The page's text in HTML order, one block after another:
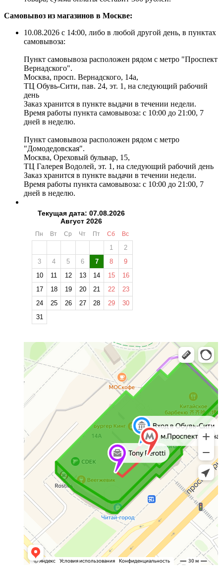
Самовывоз из магазинов в Москве:
10.08.2026 с 14:00, либо в любой другой день, в пунктах
самовывоза:
Пункт самовывоза расположен рядом с метро "Проспект
Вернадского".
Москва, просп. Вернадского, 14а,
ТЦ Обувь-Сити, пав. 24, эт. 1, на следующий рабочий
день
Заказ хранится в пункте выдачи в течении недели.
Время работы пункта самовывоза: с 10:00 до 21:00, 7
дней в неделю.
Пункт самовывоза расположен рядом с метро
"Домодедовская".
Москва, Ореховый бульвар, 15,
ТЦ Галерея Водолей, эт. 1, на следующий рабочий день
Заказ хранится в пункте выдачи в течении недели.
Время работы пункта самовывоза: с 10:00 до 21:00, 7
дней в неделю.
Текущая дата: 07.08.2026
Август 2026
Пн Вт Ср Чт Пт Сб Вс
1
2
3
4 5 6 7 8
9
10
11 12 13 14 15
16
17
18 19 20 21 22
23
24
25 26 27 28 29
30
31